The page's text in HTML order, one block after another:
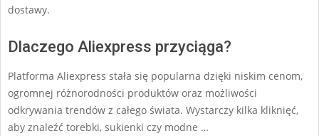
dostawy.
Dlaczego Aliexpress przyciąga?
Platforma Aliexpress stała się popularna dzięki niskim cenom,
ogromnej różnorodności produktów oraz możliwości
odkrywania trendów z całego świata. Wystarczy kilka kliknięć,
aby znaleźć torebki, sukienki czy modne …